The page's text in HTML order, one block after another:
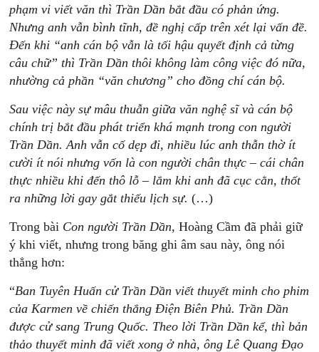
phạm vi viết văn thì Trần Dần bắt đầu có phản ứng.
Nhưng anh vẫn bình tĩnh, đề nghị cấp trên xét lại vấn đề.
Đến khi “anh cán bộ vẫn là tối hậu quyết định cả từng
câu chữ” thì Trần Dần thôi không làm công việc đó nữa,
nhường cả phần “văn chương” cho đồng chí cán bộ.
Sau việc này sự mâu thuẫn giữa văn nghệ sĩ và cán bộ
chính trị bắt đầu phát triển khá mạnh trong con người
Trần Dần. Anh vẫn cố dẹp đi, nhiều lúc anh thẫn thờ ít
cười ít nói nhưng vốn là con người chân thực – cái chân
thực nhiều khi đến thô lỗ – lắm khi anh đã cục cằn, thốt
ra những lời gay gắt thiếu lịch sự. (…)
Trong bài Con người Trần Dần, Hoàng Cầm đã phải giữ
ý khi viết, nhưng trong băng ghi âm sau này, ông nói
thẳng hơn:
“Ban Tuyên Huấn cử Trần Dần viết thuyết minh cho phim
của Karmen về chiến thắng Điện Biên Phủ. Trần Dần
được cử sang Trung Quốc. Theo lời Trần Dần kể, thì bản
thảo thuyết minh đã viết xong ở nhà, ông Lê Quang Đạo